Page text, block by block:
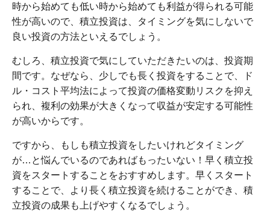
時から始めても低い時から始めても利益が得られる可能
性が高いので、積立投資は、タイミングを気にしないで
良い投資の方法といえるでしょう。
むしろ、積立投資で気にしていただきたいのは、投資期
間です。なぜなら、少しでも長く投資をすることで、ド
ル・コスト平均法によって投資の価格変動リスクを抑え
られ、複利の効果が大きくなって収益が安定する可能性
が高いからです。
ですから、もしも積立投資をしたいけれどタイミング
が…と悩んでいるのであればもったいない！早く積立投
資をスタートすることをおすすめします。早くスタート
することで、より長く積立投資を続けることができ、積
立投資の成果も上げやすくなるでしょう。